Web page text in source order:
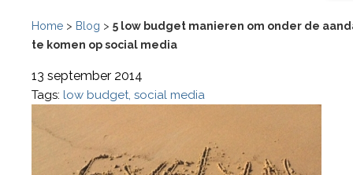
Home > Blog > 5 low budget manieren om onder de
te komen op social media
13 september 2014
Tags: low budget social media